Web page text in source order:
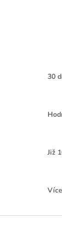
30
Již
Z